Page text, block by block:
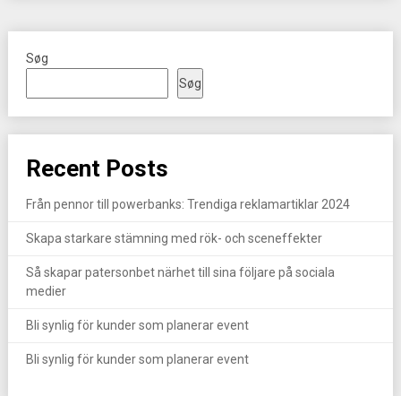
Søg
Søg
Recent Posts
Från pennor till powerbanks: Trendiga reklamartiklar 2024
Skapa starkare stämning med rök- och sceneffekter
Så skapar patersonbet närhet till sina följare på sociala
medier
Bli synlig för kunder som planerar event
Bli synlig för kunder som planerar event